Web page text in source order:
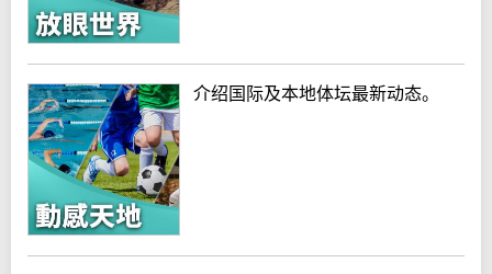
介绍国际及本地体坛最新动态。